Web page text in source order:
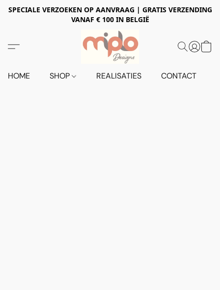
SPECIALE VERZOEKEN OP AANVRAAG | GRATIS VERZENDING
VANAF € 100 IN BELGIË
HOME SHOP REALISATIES CONTACT